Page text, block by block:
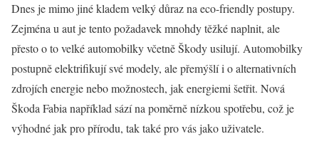
Dnes je mimo jiné kladem velký důraz na eco-friendly postupy.
Zejména u aut je tento požadavek mnohdy těžké naplnit, ale
přesto o to velké automobilky včetně Škody usilují. Automobilky
postupně elektrifikují své modely, ale přemýšlí i o alternativních
zdrojích energie nebo možnostech, jak energiemi šetřit. Nová
Škoda Fabia například sází na poměrně nízkou spotřebu, což je
výhodné jak pro přírodu, tak také pro vás jako uživatele.